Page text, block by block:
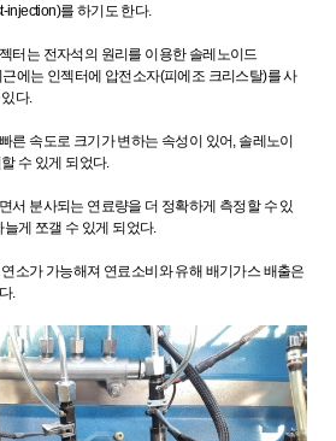
injection)를 하기도 한다.
터는 전자석의 원리를 이용한 솔레노이드
에는 인젝터에 압전소자(피에조 크리스탈)를 사
다.
른 속도로 크기가 변하는 속성이 있어, 솔레노이
수 있게 되었다.
서 분사되는 연료량을 더 정확하게 측정할 수 있
게 쪼갤 수 있게 되었다.
소가 가능해져 연료소비와 유해 배기가스 배출은
.